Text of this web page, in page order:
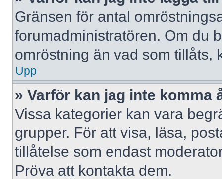
Gränsen för antal
forumadministratören. Om du
omröstning än vad som tillåts,
Upp
» Varför kan jag inte komma
Vissa kategorier kan vara
grupper. För att visa, läsa,
tillåtelse som endast
Pröva att kontakta dem.